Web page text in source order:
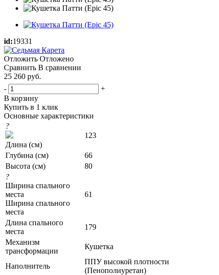
id:19331
Отложить Отложено
Сравнить В сравнении
25 260 руб.
-
+
В корзину
Купить в 1 клик
Основные характеристики
?
Длина (см)
123
Глубина (см)
66
Высота (см)
80
?
Ширина спального
места
Ширина спального
места
61
Длина спального
места
179
Механизм
трансформации
Кушетка
Наполнитель
ППУ высокой плотности
(Пенополиуретан)